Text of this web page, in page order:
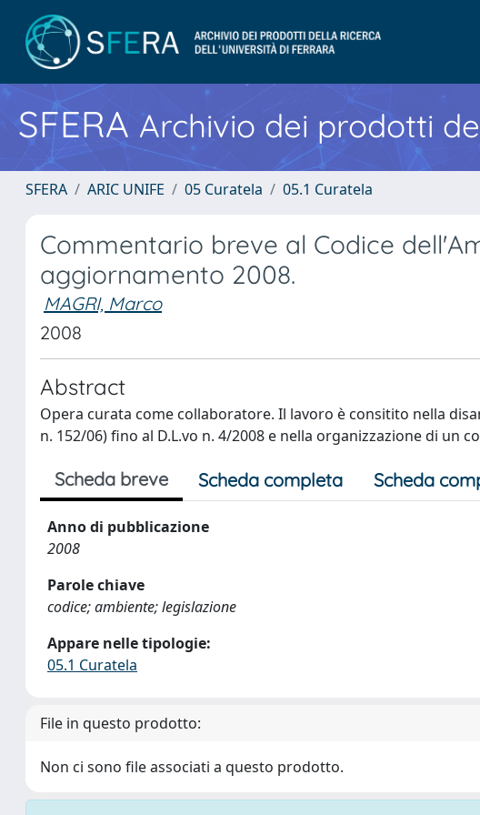
SFERA Archivio dei prodotti
SFERA ARIC UNIFE 05 Curatela 05.1 Curatela
Commentario breve al Codice
aggiornamento 2008.
MAGRI, Marco
2008
Abstract
Opera curata come collaboratore. Il lavoro è consitito nella
n. 152/06) fino al D.L.vo n. 4/2008 e nella organizzazione di un
Scheda breve Scheda completa Scheda
Anno di pubblicazione
2008
Parole chiave
codice; ambiente; legislazione
Appare nelle tipologie:
05.1 Curatela
File in questo prodotto:
Non ci sono file associati a questo prodotto.